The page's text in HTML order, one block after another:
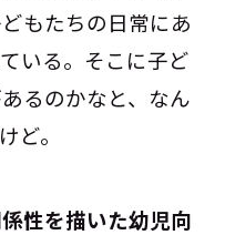
もたちの日常にあ
いる。そこに子ど
るのかなと、なん
ど。
性を描いた幼児向